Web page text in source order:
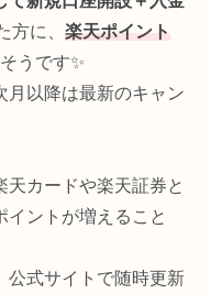
方に、 楽天ポイント
うです✨
月以降は最新のキャン
カードや楽天証券と
イントが増えること
公式サイトで随時更新